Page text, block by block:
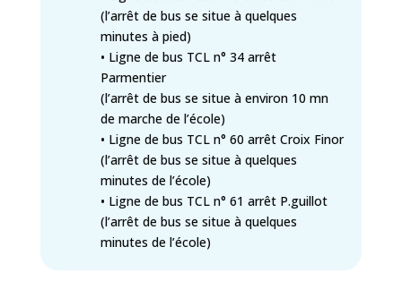
(l’arrêt de bus se situe à quelques
minutes à pied)
• Ligne de bus TCL n° 34 arrêt
Parmentier
(l’arrêt de bus se situe à environ 10 mn
de marche de l’école)
• Ligne de bus TCL n° 60 arrêt Croix Finor
(l’arrêt de bus se situe à quelques
minutes de l’école)
• Ligne de bus TCL n° 61 arrêt P.guillot
(l’arrêt de bus se situe à quelques
minutes de l’école)